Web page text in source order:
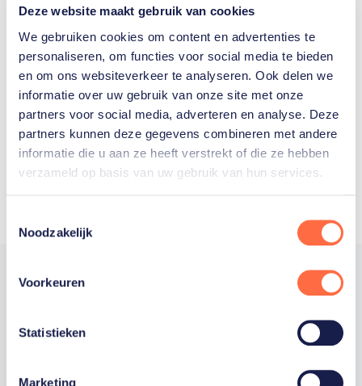
Deze website maakt gebruik van cookies
We gebruiken cookies om content en advertenties te
personaliseren, om functies voor social media te bieden
en om ons websiteverkeer te analyseren. Ook delen we
informatie over uw gebruik van onze site met onze
partners voor social media, adverteren en analyse. Deze
partners kunnen deze gegevens combineren met andere
informatie die u aan ze heeft verstrekt of die ze hebben
verzameld op basis van uw gebruik van hun services.
Noodzakelijk
Voorkeuren
Statistieken
Marketing
Welke Nederlanders hebben er
ooit meegedaan aan de
Olympische Spelen?
Trotse hoofdsponsor
Staatsloterij is trotse hoofdsponsor van